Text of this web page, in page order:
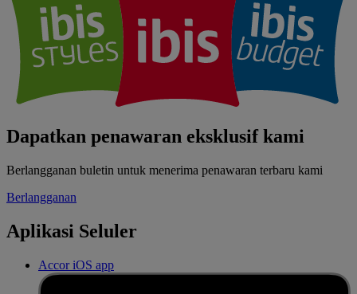
Dapatkan penawaran eksklusif kami
Berlangganan buletin untuk menerima penawaran terbaru kami
Berlangganan
Aplikasi Seluler
Accor iOS app